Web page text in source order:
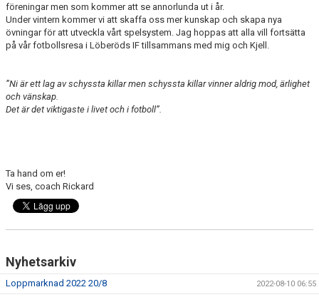
föreningar men som kommer att se annorlunda ut i år.
Under vintern kommer vi att skaffa oss mer kunskap och skapa nya
övningar för att utveckla vårt spelsystem. Jag hoppas att alla vill fortsätta
på vår fotbollsresa i Löberöds IF tillsammans med mig och Kjell.
”Ni är ett lag av schyssta killar men schyssta killar vinner aldrig mod, ärlighet
och vänskap.
Det är det viktigaste i livet och i fotboll”.
Ta hand om er!
Vi ses, coach Rickard
Nyhetsarkiv
Loppmarknad 2022 20/8 2022-08-10 06:55